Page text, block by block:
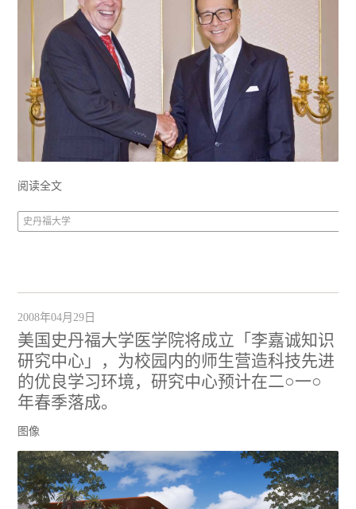
阅读全文
史丹福大学
2008年04月29日
美国史丹福大学医学院将成立「李嘉诚知识
研究中心」，为校园内的师生营造科技先进
的优良学习环境，研究中心预计在二○一○
年春季落成。
图像